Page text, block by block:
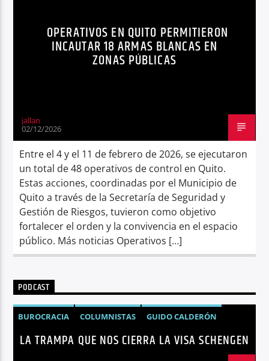
Radio holaOPERATIVOS EN QUITO PERMITIERON
INCAUTAR 18 ARMAS BLANCAS EN
ZONAS PÚBLICAS
jallan
02/12/2026
Entre el 4 y el 11 de febrero de 2026, se ejecutaron
un total de 48 operativos de control en Quito.
Estas acciones, coordinadas por el Municipio de
Quito a través de la Secretaría de Seguridad y
Gestión de Riesgos, tuvieron como objetivo
fortalecer el orden y la convivencia en el espacio
público. Más noticias Operativos […]
PODCAST
BUROCRACIA COLUMNISTAS
GUIDO CALDERÓN
LIBRE COMERCIO
NOTICIAS
NOTICIAS ECUADOR
LA TRAMPA QUE NOS CIERRA LA VISA SCHENGEN